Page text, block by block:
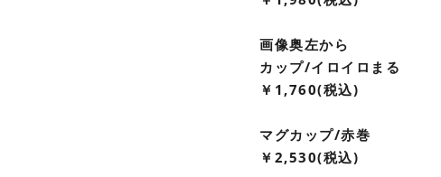
画像奥左から
カップ/イロイロまる
￥1,760(税込)
マグカップ/赤巻
￥2,530(税込)